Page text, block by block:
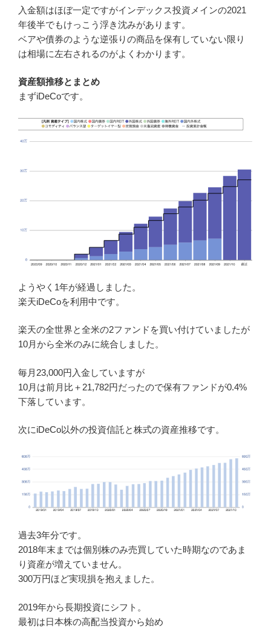
入金額はほぼ一定ですがインデックス投資メインの2021
年後半でもけっこう浮き沈みがあります。
ベアや債券のような逆張りの商品を保有していない限り
は相場に左右されるのがよくわかります。
資産額推移とまとめ
まずiDeCoです。
ようやく1年が経過しました。
楽天iDeCoを利用中です。
楽天の全世界と全米の2ファンドを買い付けていましたが
10月から全米のみに統合しました。
毎月23,000円入金していますが
10月は前月比＋21,782円だったので保有ファンドが0.4%
下落しています。
次にiDeCo以外の投資信託と株式の資産推移です。
過去3年分です。
2018年末までは個別株のみ売買していた時期なのであま
り資産が増えていません。
300万円ほど実現損を抱えました。
2019年から長期投資にシフト。
最初は日本株の高配当投資から始め